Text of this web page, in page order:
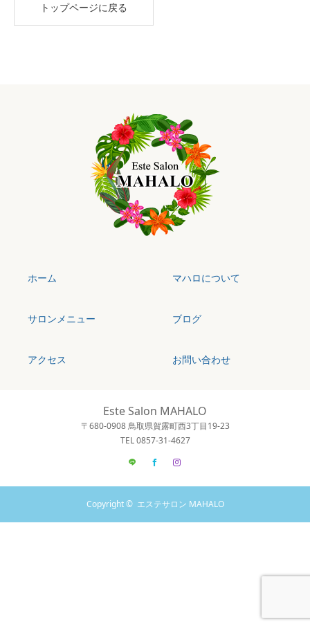
トップページに戻る
ホーム マハロについて
サロンメニュー ブログ
アクセス お問い合わせ
Este Salon MAHALO
〒680-0908 鳥取県賀露町西3丁目19-23
TEL 0857-31-4627
LINE
Facebook
Copyright © エステサロン MAHALO